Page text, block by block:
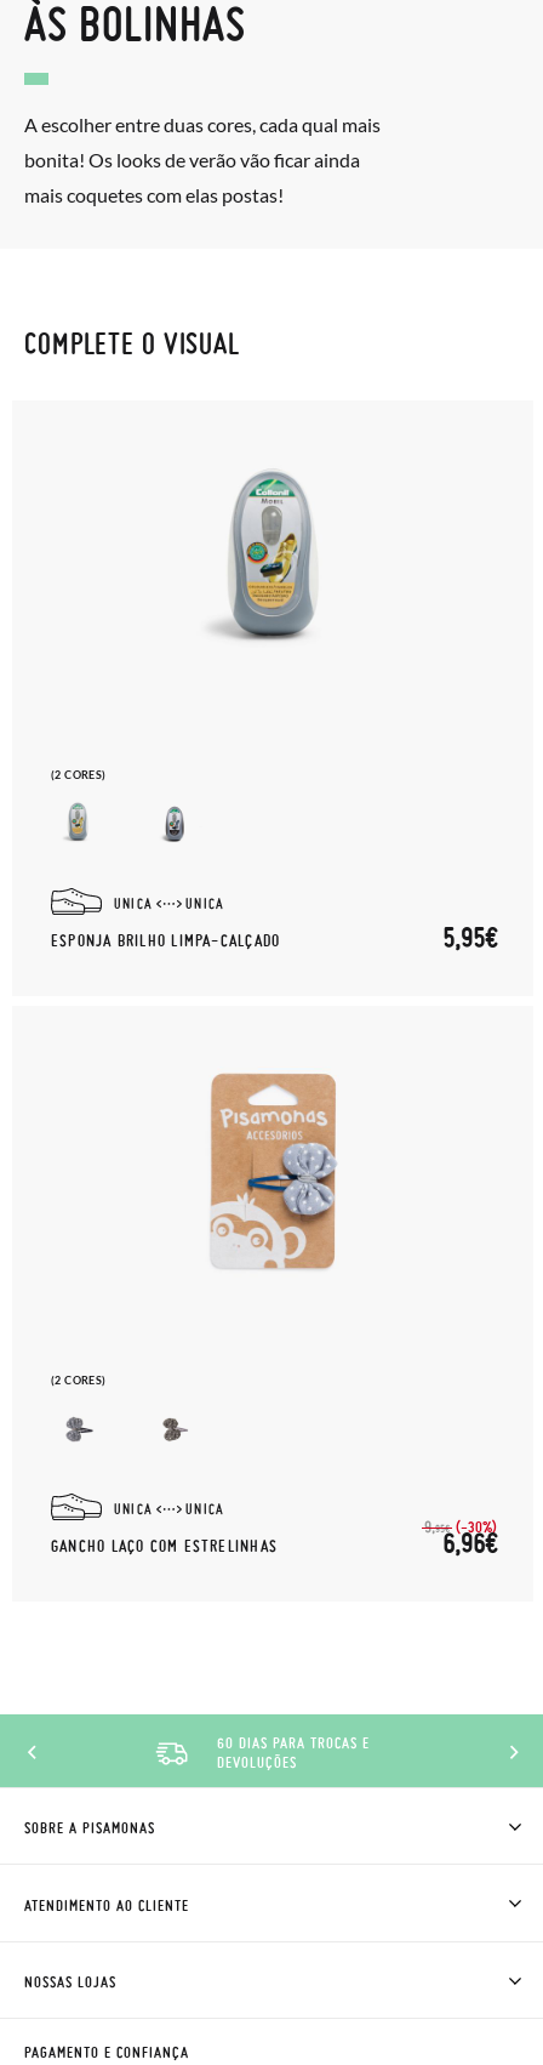
ÀS BOLINHAS
A escolher entre duas cores, cada qual mais
bonita! Os looks de verão vão ficar ainda
mais coquetes com elas postas!
COMPLETE O VISUAL
(2 CORES)
UNICA UNICA
ESPONJA BRILHO LIMPA-CALÇADO 5,95€
(2 CORES)
UNICA UNICA
GANCHO LAÇO COM ESTRELINHAS
9,95€ (-30%)
6,96€
60 DIAS PARA TROCAS E
DEVOLUÇÕES
SOBRE A PISAMONAS
AVISO LEGAL, PRIVACIDADE E COOKIES
ATENDIMENTO AO CLIENTE
HORÁRIO
NOSSAS LOJAS
PAGAMENTO E CONFIANÇA